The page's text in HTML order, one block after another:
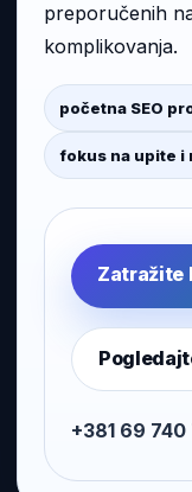
preporučenih
komplikovanja.
početna SEO
fokus na upite i
Zatražite
+381 69 740